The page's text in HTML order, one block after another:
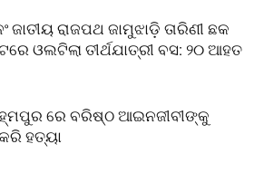
ଜାତୀୟ ରାଜପଥ ଜାମୁଝାଡ଼ି ତାରିଣୀ ଛକ
ଓଲଟିଲା ତୀର୍ଥଯାତ୍ରୀ ବସ: ୨୦ ଆହତ
ରେ ବରିଷ୍ଠ ଆଇନଜୀବୀଙ୍କୁ
ହତ୍ୟା